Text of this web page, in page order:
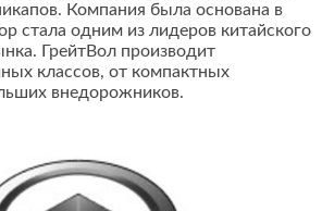
Компания была основана в
стала одним из лидеров китайского
ГрейтВол производит
классов, от компактных
внедорожников.